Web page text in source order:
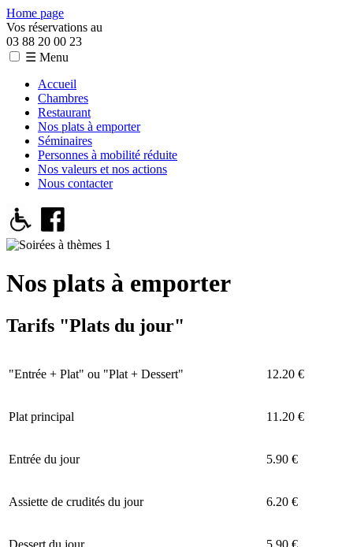
Home page
Vos réservations au
03 88 20 00 23
☰ Menu
Accueil
Chambres
Restaurant
Nos plats à emporter
Séminaires
Personnes à mobilité réduite
Nos valeurs et nos actions
Nous contacter
Nos plats à emporter
Tarifs "Plats du jour"
"Entrée + Plat" ou "Plat + Dessert" 12.20 €
Plat principal 11.20 €
Entrée du jour 5.90 €
Assiette de crudités du jour 6.20 €
Dessert du jour 5.90 €